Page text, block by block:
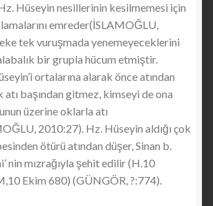
Hüseyin nesillerinin kesilmemesi için
emreder(İSLAMOĞLU,
tek vuruşmada yenemeyeceklerini
bir grupla hücum etmiştir.
ortalarına alarak önce atından
başından gitmez, kimseyi de ona
üzerine oklarla atı
2010:27). Hz. Hüseyin aldığı çok
ötürü atından düşer, Sinan b.
nin mızrağıyla şehit edilir (H.10
Ekim 680) (GÜNGÖR, ?:774).